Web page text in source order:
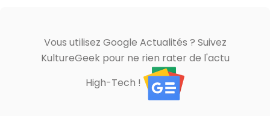
Vous utilisez Google Actualités ? Suivez
KultureGeek pour ne rien rater de l'actu
High-Tech !